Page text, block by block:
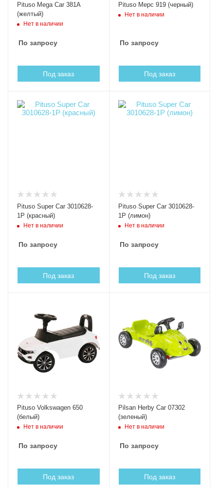
Pituso Mega Car 381A
(желтый)
Нет в наличии
По запросу
Под заказ
Pituso Мерс 919 (черный)
Нет в наличии
По запросу
Под заказ
Pituso Super Car 3010628-
1P (красный)
Нет в наличии
По запросу
Под заказ
Pituso Super Car 3010628-
1P (лимон)
Нет в наличии
По запросу
Под заказ
Pituso Volkswagen 650
(белый)
Нет в наличии
По запросу
Под заказ
Pilsan Herby Car 07302
(зеленый)
Нет в наличии
По запросу
Под заказ